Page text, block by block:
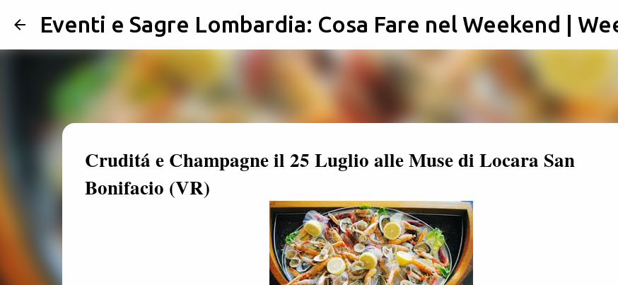
Passa ai contenuti principali
Eventi e Sagre Lombardia: Cosa Fare nel Weekend |
Cruditá e Champagne il 25 Luglio alle Muse di Locara San
Bonifacio (VR)